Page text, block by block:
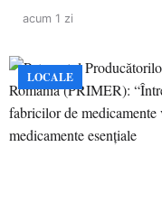
acum 1 zi
LOCALE